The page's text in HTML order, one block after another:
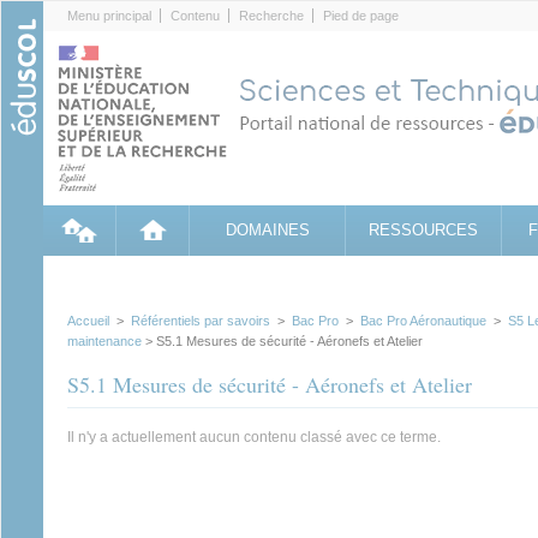
Menu principal Contenu Recherche Pied de page
DOMAINES RESSOURCES
Accueil > Référentiels par savoirs > Bac Pro > Bac Pro Aéronautique > S5
maintenance > S5.1 Mesures de sécurité - Aéronefs et Atelier
S5.1 Mesures de sécurité - Aéronefs et Atelier
Il n'y a actuellement aucun contenu classé avec ce terme.